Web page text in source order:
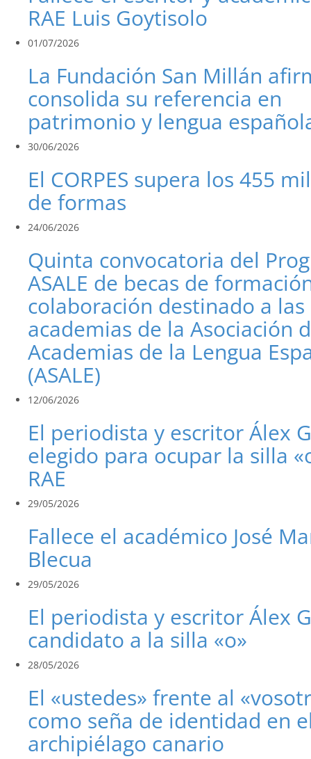
RAE Luis Goytisolo
01/07/2026
La Fundación San Millán
consolida su referencia en
patrimonio y lengua
30/06/2026
El CORPES supera los 455
de formas
24/06/2026
Quinta convocatoria del
ASALE de becas de
colaboración destinado a las
academias de la Asociación
Academias de la Lengua
(ASALE)
12/06/2026
El periodista y escritor Álex
elegido para ocupar la silla
RAE
29/05/2026
Fallece el académico José
Blecua
29/05/2026
El periodista y escritor Álex
candidato a la silla «o»
28/05/2026
El «ustedes» frente al
como seña de identidad en
archipiélago canario